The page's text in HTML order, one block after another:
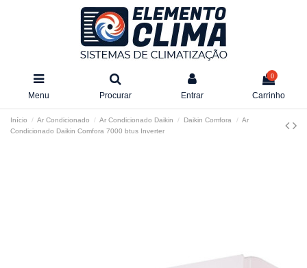
Menu Procurar Entrar
0
Carrinho
Início Ar Condicionado Ar Condicionado Daikin Daikin Comfora
Ar
Condicionado Daikin Comfora 7000 btus Inverter